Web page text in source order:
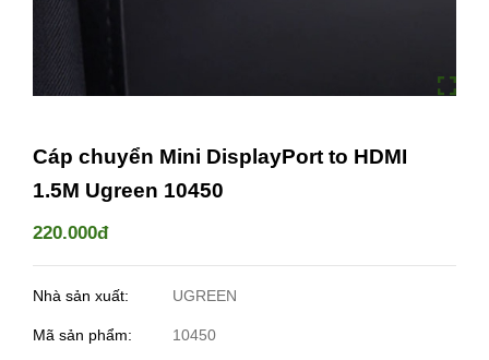
Cáp chuyển Mini DisplayPort to HDMI
1.5M Ugreen 10450
220.000đ
Nhà sản xuất: UGREEN
Mã sản phẩm: 10450